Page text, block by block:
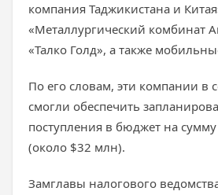
компания Таджикистана и
«Металлургический комбинат
«Талко Голд», а также
По его словам, эти компании в
смогли обеспечить
поступления в бюджет на
(около $32 млн).
Замглавы налогового